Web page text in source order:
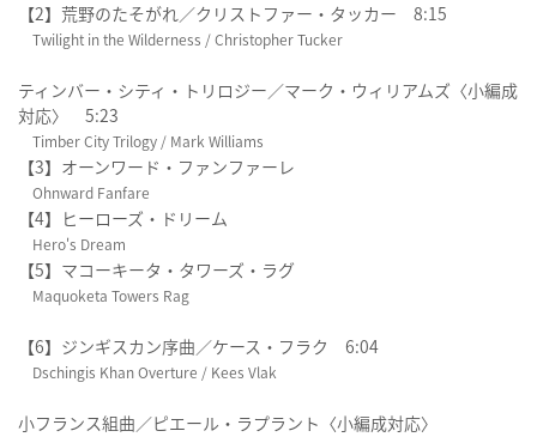
【2】荒野のたそがれ／クリストファー・タッカー 8:15
Twilight in the Wilderness / Christopher Tucker
ティンバー・シティ・トリロジー／マーク・ウィリアムズ〈小編成
対応〉 5:23
Timber City Trilogy / Mark Williams
【3】オーンワード・ファンファーレ
Ohnward Fanfare
【4】ヒーローズ・ドリーム
Hero's Dream
【5】マコーキータ・タワーズ・ラグ
Maquoketa Towers Rag
【6】ジンギスカン序曲／ケース・フラク 6:04
Dschingis Khan Overture / Kees Vlak
小フランス組曲／ピエール・ラプラント〈小編成対応〉